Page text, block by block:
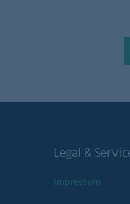
Legal &
Impressum